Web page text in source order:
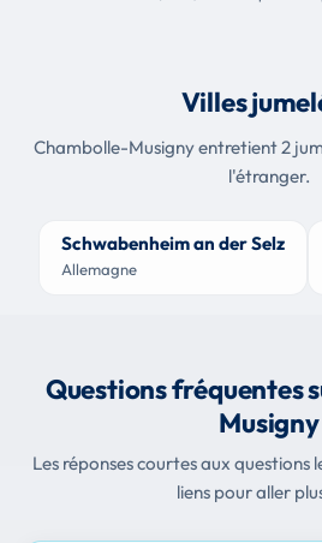
Villes
Chambolle-Musigny entretient 2
l'étranger.
Schwabenheim an der Selz
Allemagne
Questions fréquentes
Musigny
Les réponses courtes aux questions
liens pour aller